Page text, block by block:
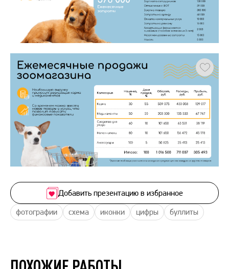
фотографии схема иконки цифры буллиты
Добавить презентацию в избранное